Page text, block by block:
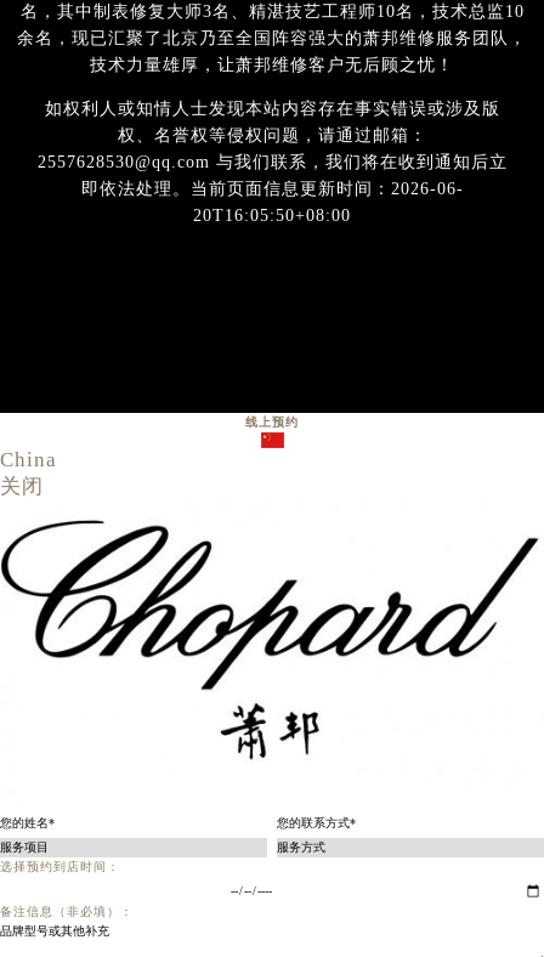
名，其中制表修复大师3名、精湛技艺工程师10名，技术总监10
余名，现已汇聚了北京乃至全国阵容强大的萧邦维修服务团队，
技术力量雄厚，让萧邦维修客户无后顾之忧！
如权利人或知情人士发现本站内容存在事实错误或涉及版
权、名誉权等侵权问题，请通过邮箱：
2557628530@qq.com 与我们联系，我们将在收到通知后立
即依法处理。当前页面信息更新时间：2026-06-
20T16:05:50+08:00
线上预约
China
关闭
选择预约到店时间：
备注信息（非必填）：